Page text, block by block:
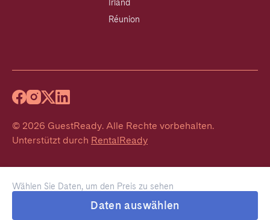
Wählen Sie Daten, um den Preis zu sehen
Daten auswählen
Irland
Réunion
© 2026 GuestReady. Alle Rechte vorbehalten.
Unterstützt durch RentalReady